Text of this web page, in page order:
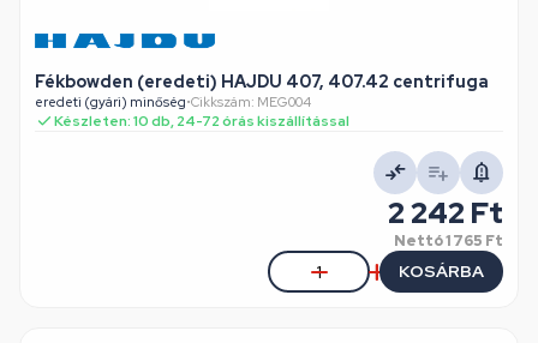
Fékbowden (eredeti) HAJDU 407, 407.42 centrifuga
eredeti (gyári) minőség•Cikkszám: MEG004
Készleten: 10 db, 24-72 órás kiszállítással
2 242 Ft
Nettó1 765 Ft
KOSÁRBA